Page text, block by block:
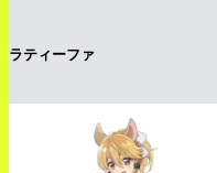
ラティーファ